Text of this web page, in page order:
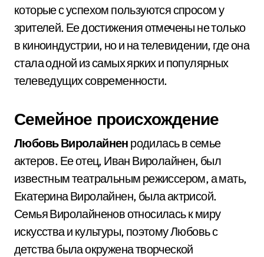
которые с успехом пользуются спросом у
зрителей. Ее достижения отмечены не только
в киноиндустрии, но и на телевидении, где она
стала одной из самых ярких и популярных
телеведущих современности.
Семейное происхождение
Любовь Виролайнен родилась в семье
актеров. Ее отец, Иван Виролайнен, был
известным театральным режиссером, а мать,
Екатерина Виролайнен, была актрисой.
Семья Виролайненов относилась к миру
искусства и культуры, поэтому Любовь с
детства была окружена творческой